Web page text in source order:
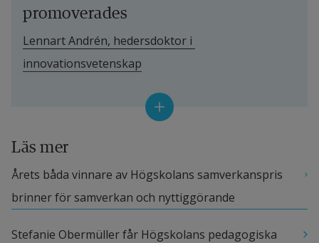
promoverades
Lennart Andrén, hedersdoktor i
innovationsvetenskap
Dulce Afonso Goncalves, filosofie doktor i
Länk till annan webbplats.
Awais Ashfaq, teknologie doktor i signal- och
Läs mer
Årets båda vinnare av Högskolans samverkanspris
brinner för samverkan och nyttiggörande
Stefanie Obermüller får Högskolans pedagogiska